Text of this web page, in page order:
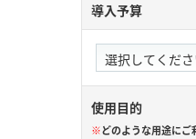
導入予算
使用目的
※どのような用途にご